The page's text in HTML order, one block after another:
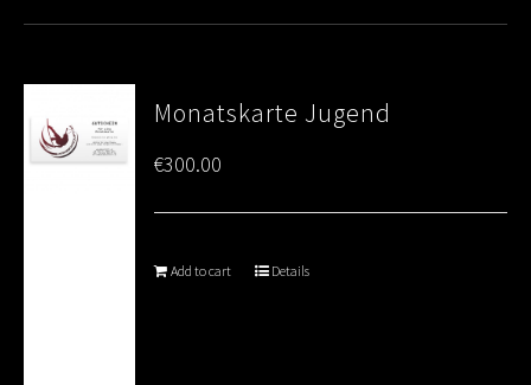
Monatskarte Jugend
€300.00
Add to cart Details